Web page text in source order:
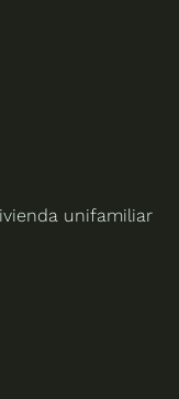
unifamiliar